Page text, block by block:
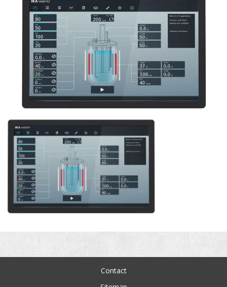
Contact